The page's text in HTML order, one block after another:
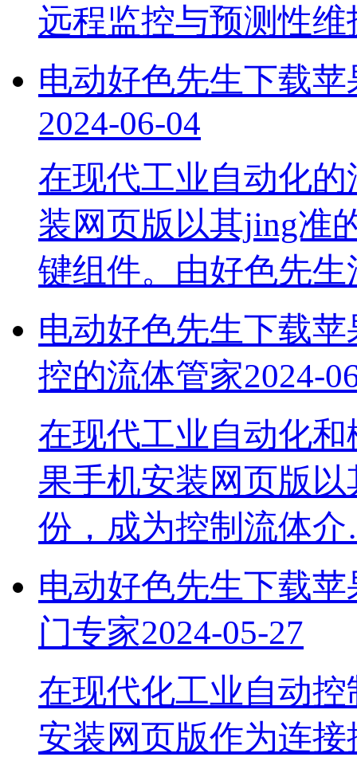
远程监控与预测性
电动好色先生下载
2024-06-04
在现代工业自动化的
装网页版以其jing准的
键组件。由好色先
电动好色先生下载苹
控的流体管家2024-
在现代工业自动化和
果手机安装网页版以
份，成为控制流体
电动好色先生下载苹
门专家2024-05-27
在现代化工业自动控
安装网页版作为连接